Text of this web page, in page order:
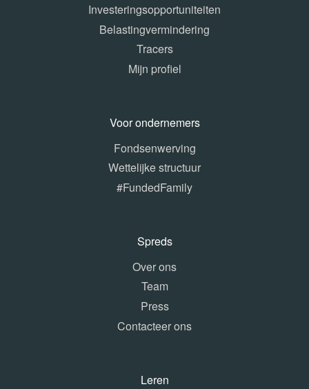
Investeringsopportuniteiten
Belastingvermindering
Tracers
Mijn profiel
Voor ondernemers
Fondsenwerving
Wettelijke structuur
#FundedFamily
Spreds
Over ons
Team
Press
Contacteer ons
Leren